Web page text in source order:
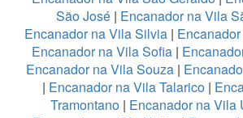
São José| Encanador na Vila
Encanador na Vila Silvia |
Encanador na Vila Sofia|
Encanador na Vila Souza|
| Encanador na Vila Talarico |
Tramontano| Encanador na Vila